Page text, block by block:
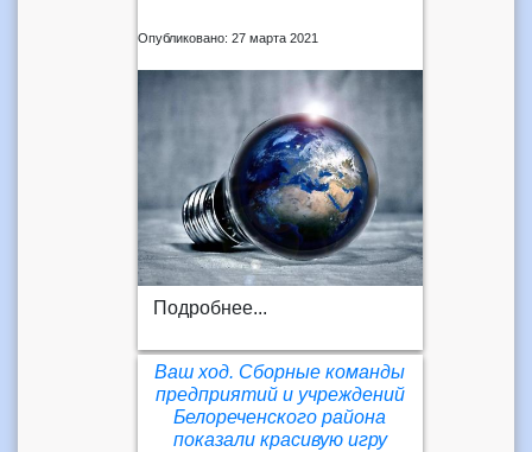
Опубликовано: 27 марта 2021
Подробнее...
Ваш ход. Сборные команды
предприятий и учреждений
Белореченского района
показали красивую игру